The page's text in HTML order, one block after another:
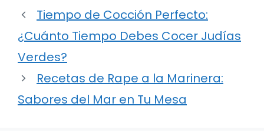
Tiempo de Cocción Perfecto:
¿Cuánto Tiempo Debes Cocer Judías
Verdes?
Recetas de Rape a la Marinera:
Sabores del Mar en Tu Mesa